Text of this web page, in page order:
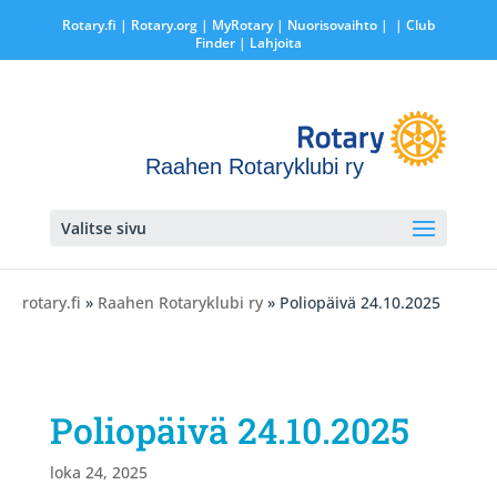
Rotary.fi | Rotary.org| MyRotary | Nuorisovaihto|
| Club
Finder| Lahjoita
Raahen Rotaryklubi ry
Valitse sivu
rotary.fi » Raahen Rotaryklubi ry » Poliopäivä 24.10.2025
Poliopäivä 24.10.2025
loka 24, 2025